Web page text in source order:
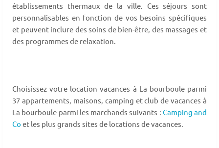
établissements thermaux de la ville. Ces séjours sont
personnalisables en fonction de vos besoins spécifiques
et peuvent inclure des soins de bien-être, des massages et
des programmes de relaxation.
Choisissez votre location vacances à La bourboule parmi
37 appartements, maisons, camping et club de vacances à
La bourboule parmi les marchands suivants : Camping and
Co et les plus grands sites de locations de vacances.